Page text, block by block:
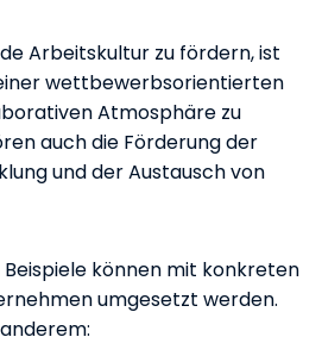
Arbeitskultur zu fördern, ist
wettbewerbsorientierten
Atmosphäre zu
auch die Förderung der
und der Austausch von
können mit konkreten
umgesetzt werden.